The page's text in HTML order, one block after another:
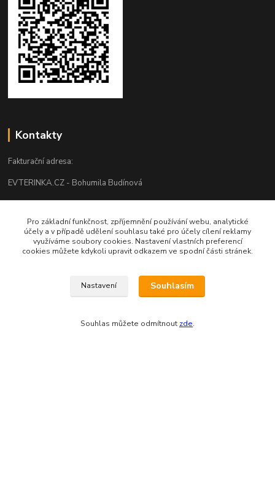
Kontakty
Fakturační adresa:
EVTERINKA.CZ - Bohumila Budínová
Osvračín č. p. 230, 345 61 Staňkov
IČO: 03681572, neplátce DPH
Bankovní spojení: 2800720013/2010
Pro základní funkčnost, zpříjemnění používání webu, analytické
účely a v případě udělení souhlasu také pro účely cílení reklamy
využíváme soubory cookies. Nastavení vlastních preferencí
cookies můžete kdykoli upravit odkazem ve spodní části stránek.
Nastavení Souhlasím
Souhlas můžete odmítnout zde.